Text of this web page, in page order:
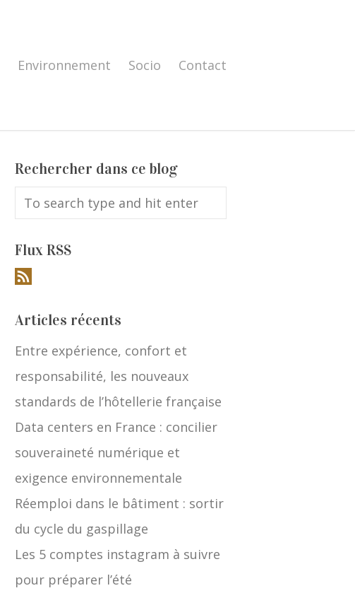
Environnement Socio Contact
Rechercher dans ce blog
Flux RSS
Articles récents
Entre expérience, confort et
responsabilité, les nouveaux
standards de l’hôtellerie française
Data centers en France : concilier
souveraineté numérique et
exigence environnementale
Réemploi dans le bâtiment : sortir
du cycle du gaspillage
Les 5 comptes instagram à suivre
pour préparer l’été